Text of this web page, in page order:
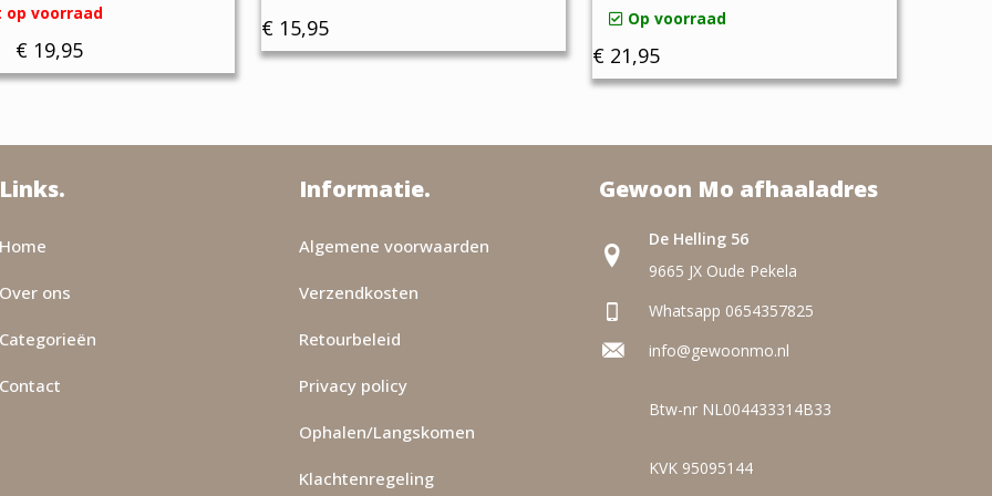
op voorraad
€19,95Prijsklasse:
€ 16,95
€ 19,95
€15,95 Op voorraad
€21,95
Links.
Home
Over ons
Categorieën
Contact
Informatie.
Algemene voorwaarden
Verzendkosten
Retourbeleid
Privacy policy
Ophalen/Langskomen
Klachtenregeling
Gewoon Mo afhaaladres
De Helling 56
9665 JX Oude Pekela
Whatsapp 0654357825
info@gewoonmo.nl
Btw-nr NL004433314B33
KVK 95095144